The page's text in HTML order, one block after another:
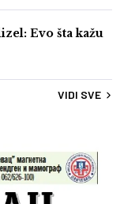
Evo šta kažu
VIDI SVE